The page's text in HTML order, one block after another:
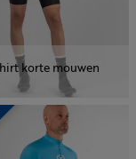
korte mouwen